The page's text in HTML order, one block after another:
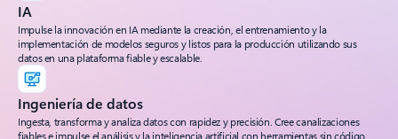
IA
Impulse la innovación en IA mediante la creación, el entrenamiento y la
implementación de modelos seguros y listos para la producción utilizando sus
datos en una plataforma fiable y escalable.
Ingeniería de datos
Ingesta, transforma y analiza datos con rapidez y precisión. Cree canalizaciones
fiables e impulse el análisis y la inteligencia artificial con herramientas sin código,